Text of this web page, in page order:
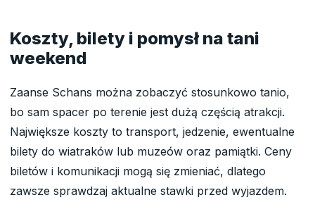
Koszty, bilety i pomysł na tani
weekend
Zaanse Schans można zobaczyć stosunkowo tanio,
bo sam spacer po terenie jest dużą częścią atrakcji.
Największe koszty to transport, jedzenie, ewentualne
bilety do wiatraków lub muzeów oraz pamiątki. Ceny
biletów i komunikacji mogą się zmieniać, dlatego
zawsze sprawdzaj aktualne stawki przed wyjazdem.